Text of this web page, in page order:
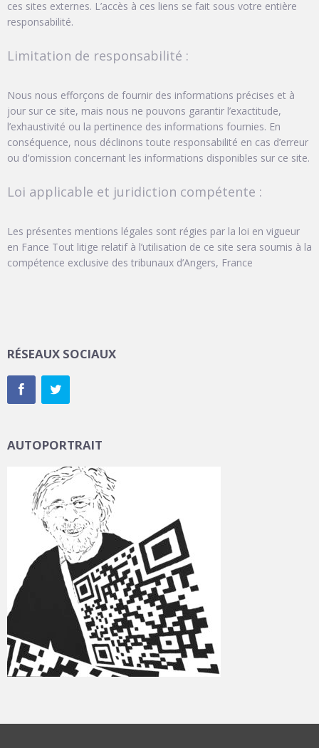
ces sites externes. L’accès à ces liens se fait sous votre entière
responsabilité.
Limitation de responsabilité :
Nous nous efforçons de fournir des informations précises et à
jour sur ce site, mais nous ne pouvons garantir l’exactitude,
l’exhaustivité ou la pertinence des informations fournies. En
conséquence, nous déclinons toute responsabilité en cas d’erreur
ou d’omission concernant les informations disponibles sur ce site.
Loi applicable et juridiction compétente :
Les présentes mentions légales sont régies par la loi en vigueur
en Fance Tout litige relatif à l’utilisation de ce site sera soumis à la
compétence exclusive des tribunaux d’Angers, France
RÉSEAUX SOCIAUX
AUTOPORTRAIT